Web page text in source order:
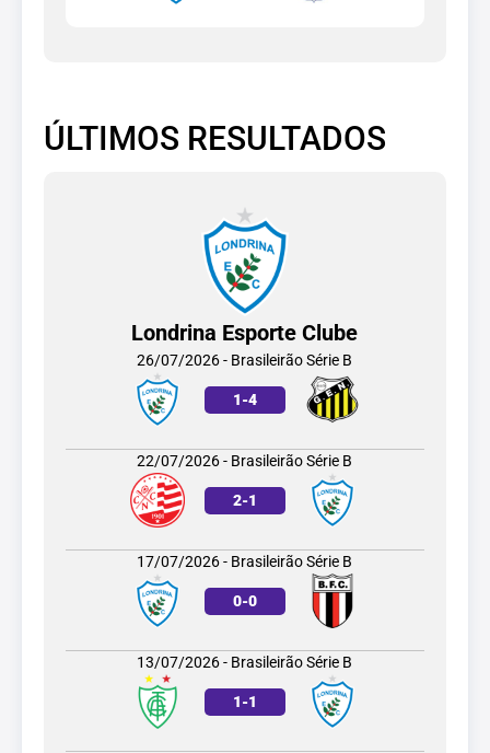
ÚLTIMOS RESULTADOS
Londrina Esporte Clube
26/07/2026 - Brasileirão Série B
1-4
22/07/2026 - Brasileirão Série B
2-1
17/07/2026 - Brasileirão Série B
0-0
13/07/2026 - Brasileirão Série B
1-1